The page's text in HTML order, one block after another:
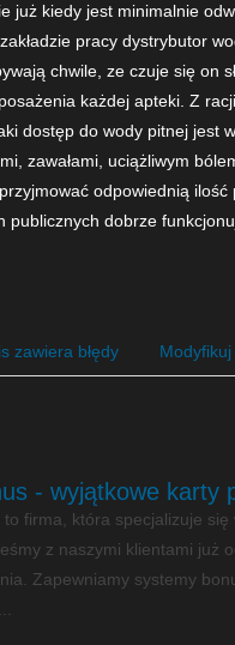
już kiedy jest minimalnie
pracy dystrybutor
chwile, ze czuje się on
każdej apteki. Z
dostęp do wody pitnej jest
zawałami, uciążliwym
odpowiednią ilość
publicznych dobrze
zawiera błędy
- wyjątkowe karty
to firma, która specjalizuje
z naszymi klientami już
Zapewniamy systemy